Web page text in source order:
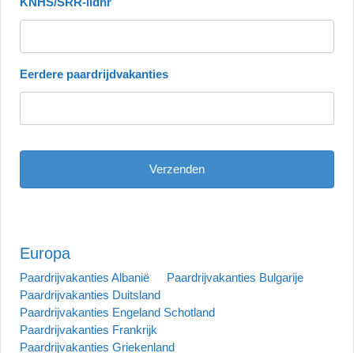
Eerdere paardrijdvakanties
Europa
Paardrijvakanties Albanië
Paardrijvakanties Bulgarije
Paardrijvakanties Duitsland
Paardrijvakanties Engeland Schotland
Paardrijvakanties Frankrijk
Paardrijvakanties Griekenland